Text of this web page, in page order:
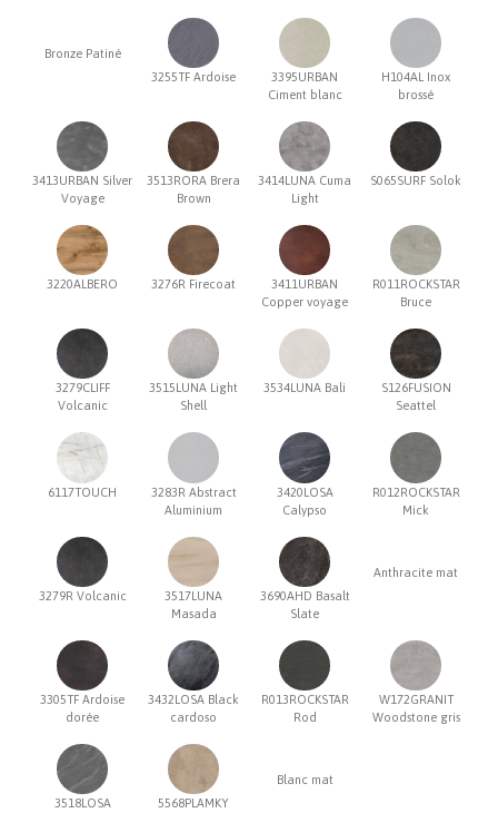
Bronze Patiné
3255TF Ardoise
3395URBAN
Ciment blanc
H104AL Inox
brossé
3413URBAN Silver
Voyage
3513RORA Brera
Brown
3414LUNA Cuma
Light
S065SURF Solok
3220ALBERO 3276R Firecoat
3411URBAN
Copper voyage
R011ROCKSTAR
Bruce
3279CLIFF
Volcanic
3515LUNA Light
Shell
3534LUNA Bali
S126FUSION
Seattel
6117TOUCH
3283R Abstract
Aluminium
3420LOSA
Calypso
R012ROCKSTAR
Mick
3279R Volcanic
3517LUNA
Masada
3690AHD Basalt
Slate
Anthracite mat
3305TF Ardoise
dorée
3432LOSA Black
cardoso
R013ROCKSTAR
Rod
W172GRANIT
Woodstone gris
3518LOSA
5568PLAMKY
Blanc mat